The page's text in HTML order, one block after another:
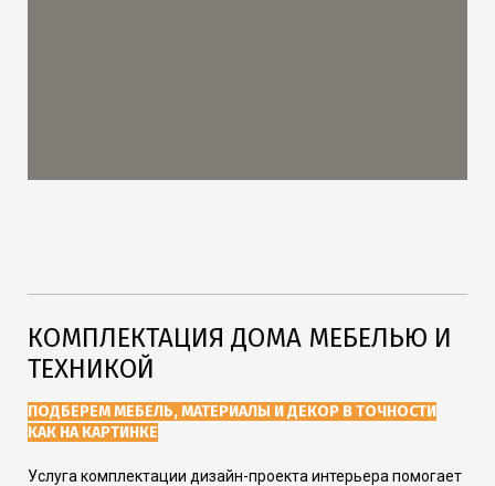
КОМПЛЕКТАЦИЯ ДОМА МЕБЕЛЬЮ И
ТЕХНИКОЙ
ПОДБЕРЕМ МЕБЕЛЬ, МАТЕРИАЛЫ И ДЕКОР В ТОЧНОСТИ
КАК НА КАРТИНКЕ
Услуга комплектации дизайн-проекта интерьера помогает